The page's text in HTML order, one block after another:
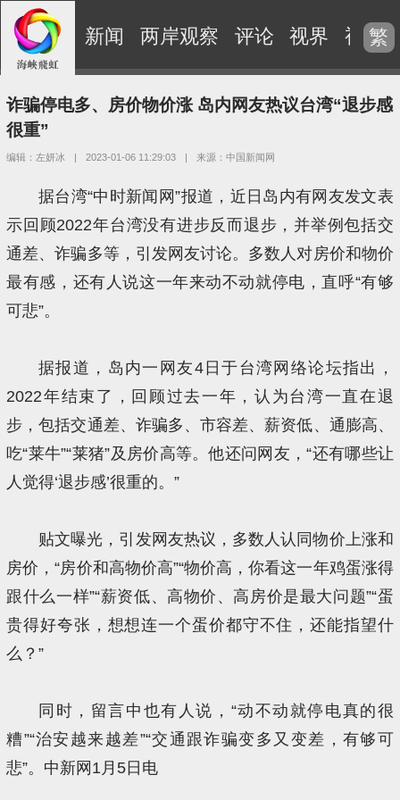
新闻 两岸观察 评论 视界 视频
繁
诈骗停电多、房价物价涨 岛内网友热议台湾“退步感
很重”
编辑：左妍冰 | 2023-01-06 11:29:03 | 来源：中国新闻网
据台湾“中时新闻网”报道，近日岛内有网友发文表
示回顾2022年台湾没有进步反而退步，并举例包括交
通差、诈骗多等，引发网友讨论。多数人对房价和物价
最有感，还有人说这一年来动不动就停电，直呼“有够
可悲”。
据报道，岛内一网友4日于台湾网络论坛指出，
2022年结束了，回顾过去一年，认为台湾一直在退
步，包括交通差、诈骗多、市容差、薪资低、通膨高、
吃“莱牛”“莱猪”及房价高等。他还问网友，“还有哪些让
人觉得‘退步感’很重的。”
贴文曝光，引发网友热议，多数人认同物价上涨和
房价，“房价和高物价高”“物价高，你看这一年鸡蛋涨得
跟什么一样”“薪资低、高物价、高房价是最大问题”“蛋
贵得好夸张，想想连一个蛋价都守不住，还能指望什
么？”
同时，留言中也有人说，“动不动就停电真的很
糟”“治安越来越差”“交通跟诈骗变多又变差，有够可
悲”。中新网1月5日电